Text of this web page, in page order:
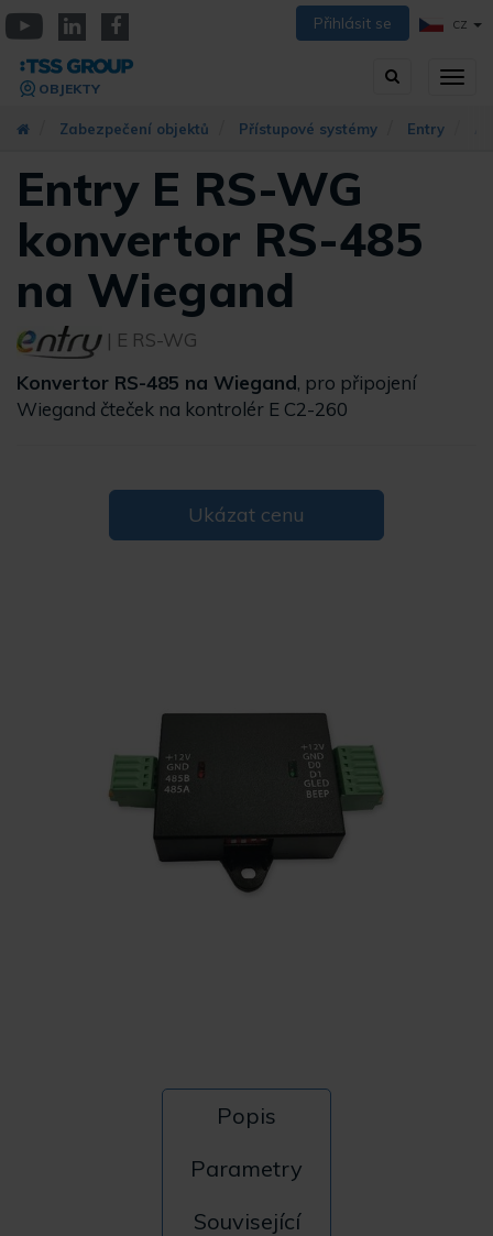
Přejít
k
hlavnímu
obsahu
Přihlásit se CZ
Vyhledávání
OBJEKTY
Zabezpečení objektů Přístupové systémy Entry
Entry E RS-WG
konvertor RS-485
na Wiegand
| E RS-WG
Konvertor RS-485 na Wiegand, pro připojení
Wiegand čteček na kontrolér E C2-260
Ukázat cenu
Popis
Parametry
Související